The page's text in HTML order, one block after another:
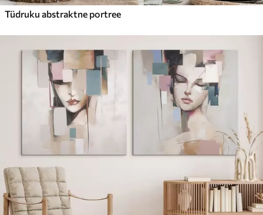
Tüdruku abstraktne portree